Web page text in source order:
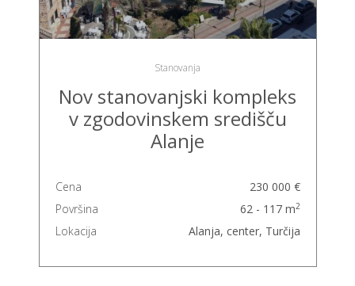
Stanovanja
Nov stanovanjski kompleks
v zgodovinskem središču
Alanje
Cena
230 000 €
Površina
62 - 117 m2
Lokacija Alanja, center, Turčija